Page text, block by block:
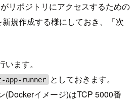
リポジトリにアクセスするための
規作成する様にしておき、「次
ます。
runner
としておきます。
(Dockerイメージ)はTCP 5000番